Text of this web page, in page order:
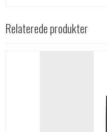
Relaterede produkter